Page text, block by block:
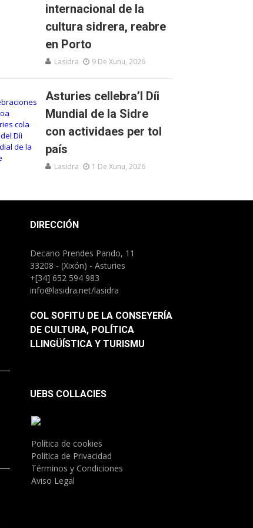
internacional de la
cultura sidrera, reabre
en Porto
Lasidra 9 De Xunu, 2026
Asturies cellebra’l Díi
Mundial de la Sidre
con actividaes per tol
país
Lasidra 1 De Xunu, 2026
DIRECCIÓN
Decano Prendes Pando, 11
33208 - (Xixón) - Asturies
+[34] 652 594 983
info@lasidra.net/lasidra
COL SOFITU DE LA CONSEYERÍA
DE CULTURA, POLÍTICA
LLINGÜÍSTICA Y TURISMU
UEBS COLLACIES
Política de cookies
Política de Privacidad
Términos y Condiciones
Aviso Legal